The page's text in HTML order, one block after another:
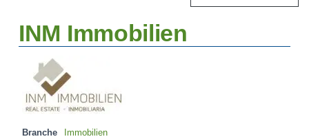
INM Immobilien
Branche Immobilien